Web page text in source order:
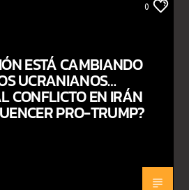
0
ESTÁ CAMBIANDO
UCRANIANOS…
CONFLICTO EN IRÁN
PRO-TRUMP?